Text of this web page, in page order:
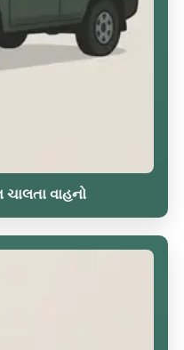
વાહનો